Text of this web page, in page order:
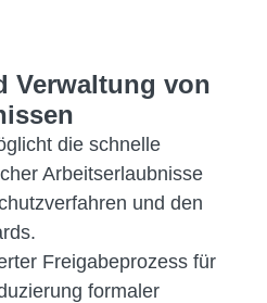
Verwaltung von
die schnelle
Arbeitserlaubnisse
und den
Freigabeprozess für
formaler